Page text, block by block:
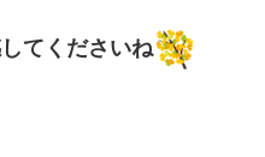
てくださいね